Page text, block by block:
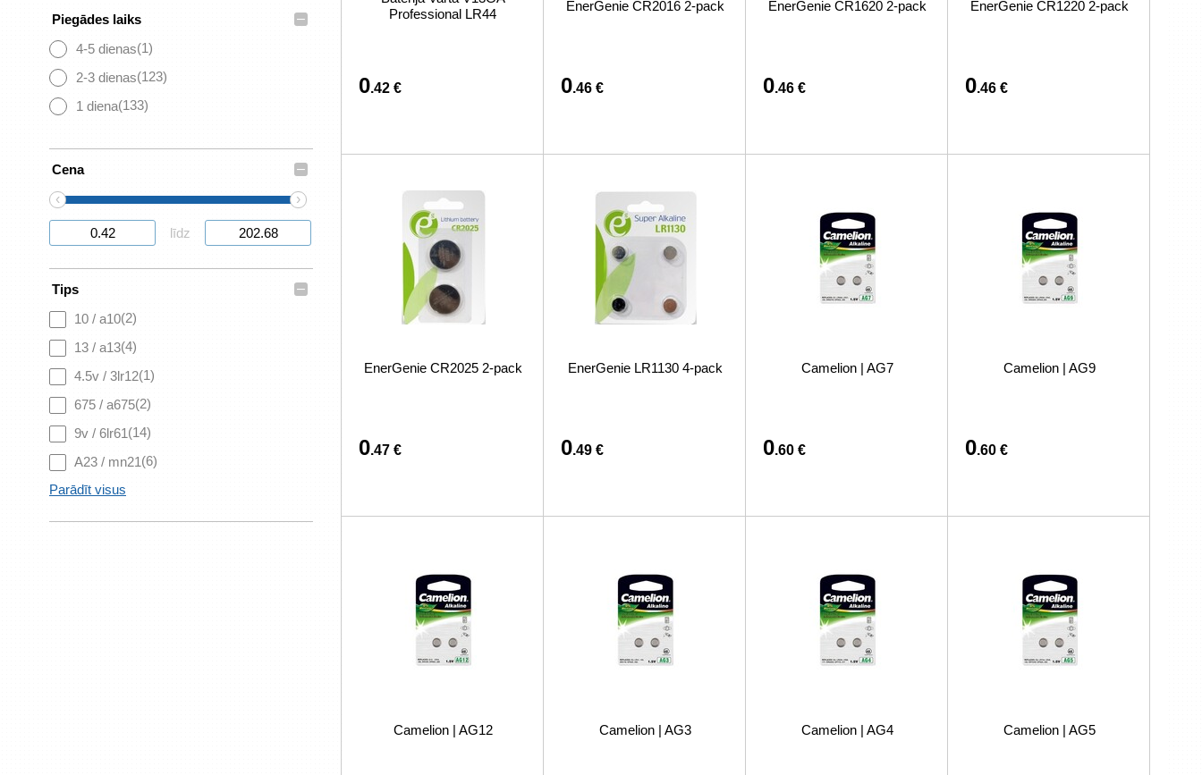
preču iegādi vai piegādi
Piegādes laiks
–
4-5 dienas(1)
2-3 dienas(123)
1 diena(133)
Cena
–
‹
›
līdz
Tips
–
10 / a10(2)
13 / a13(4)
4.5v / 3lr12(1)
675 / a675(2)
9v / 6lr61(14)
A23 / mn21(6)
Parādīt visus
Professional LR44
0.42 €
EnerGenie CR2016 2-pack
0.46 €
EnerGenie CR1620 2-pack
0.46 €
EnerGenie CR1220 2-pack
0.46 €
EnerGenie CR2025 2-pack
0.47 €
EnerGenie LR1130 4-pack
0.49 €
Camelion | AG7
0.60 €
Camelion | AG9
0.60 €
Camelion | AG12 Camelion | AG3 Camelion | AG4 Camelion | AG5